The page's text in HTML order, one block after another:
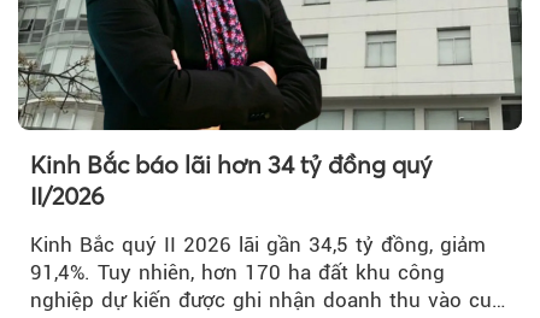
Kinh Bắc báo lãi hơn 34 tỷ đồng quý
II/2026
Kinh Bắc quý II 2026 lãi gần 34,5 tỷ đồng, giảm
91,4%. Tuy nhiên, hơn 170 ha đất khu công
nghiệp dự kiến được ghi nhận doanh thu vào cuối